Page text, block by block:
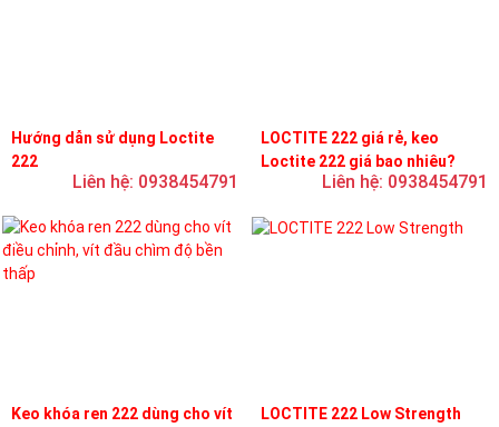
Hướng dẫn sử dụng Loctite
222
Liên hệ: 0938454791
LOCTITE 222 giá rẻ, keo
Loctite 222 giá bao nhiêu?
Liên hệ: 0938454791
Keo khóa ren 222 dùng cho vít
LOCTITE 222 Low Strength